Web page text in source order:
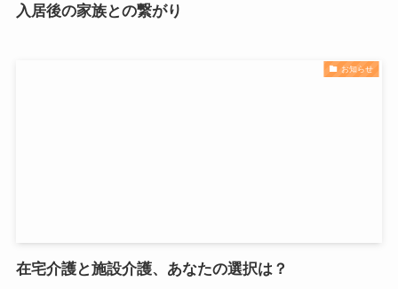
入居後の家族との繋がり
お知らせ
在宅介護と施設介護、あなたの選択は？